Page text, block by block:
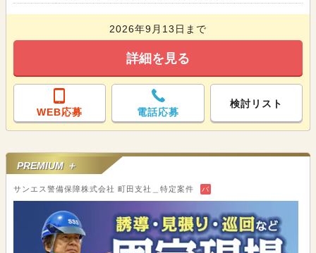
2026年9月13日まで
詳細を見る
WEB応募 電話応募
検討リスト
PREMIUM ＋
サンエス警備保障株式会社 町田支社＿特定案件 バ